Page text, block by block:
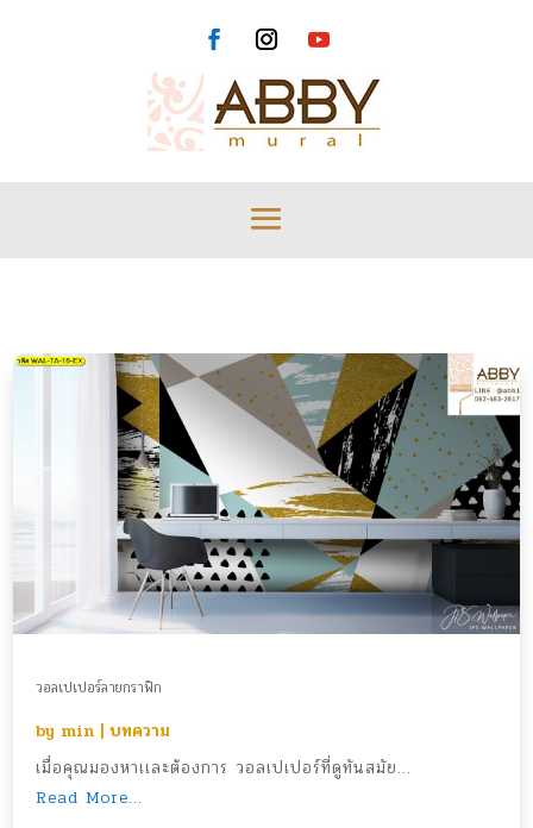
วอลเปเปอร์ลายกราฟิก
by min |บทความ
เมื่อคุณมองหาเเละต้องการ วอลเปเปอร์ที่ดูทันสมัย...
Read More...